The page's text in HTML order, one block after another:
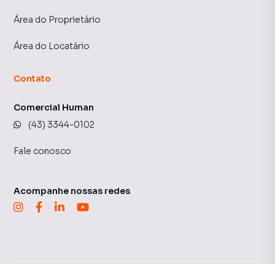
Área do Proprietário
Área do Locatário
Contato
Comercial Human
(43) 3344-0102
Fale conosco
Acompanhe nossas redes